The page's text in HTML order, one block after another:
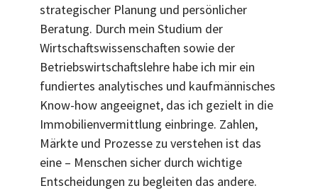
strategischer Planung und persönlicher
Beratung. Durch mein Studium der
Wirtschaftswissenschaften sowie der
Betriebswirtschaftslehre habe ich mir ein
fundiertes analytisches und kaufmännisches
Know-how angeeignet, das ich gezielt in die
Immobilienvermittlung einbringe. Zahlen,
Märkte und Prozesse zu verstehen ist das
eine – Menschen sicher durch wichtige
Entscheidungen zu begleiten das andere.